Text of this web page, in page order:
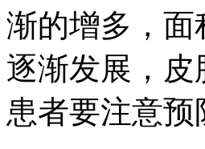
渐的增多，
逐渐发展，
患者要注意预